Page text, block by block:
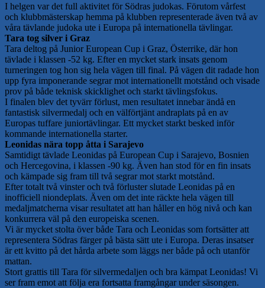
I helgen var det full aktivitet för Södras judokas. Förutom vårfest
och klubbmästerskap hemma på klubben representerade även två av
våra tävlande judoka ute i Europa på internationella tävlingar.
Tara tog silver i Graz
Tara deltog på Junior European Cup i Graz, Österrike, där hon
tävlade i klassen -52 kg. Efter en mycket stark insats genom
turneringen tog hon sig hela vägen till final. På vägen dit radade hon
upp fyra imponerande segrar mot internationellt motstånd och visade
prov på både teknisk skicklighet och starkt tävlingsfokus.
I finalen blev det tyvärr förlust, men resultatet innebar ändå en
fantastisk silvermedalj och en välförtjänt andraplats på en av
Europas tuffare juniortävlingar. Ett mycket starkt besked inför
kommande internationella starter.
Leonidas nära topp åtta i Sarajevo
Samtidigt tävlade Leonidas på European Cup i Sarajevo, Bosnien
och Hercegovina, i klassen -90 kg. Även han stod för en fin insats
och kämpade sig fram till två segrar mot starkt motstånd.
Efter totalt två vinster och två förluster slutade Leonidas på en
inofficiell niondeplats. Även om det inte räckte hela vägen till
medaljmatcherna visar resultatet att han håller en hög nivå och kan
konkurrera väl på den europeiska scenen.
Vi är mycket stolta över både Tara och Leonidas som fortsätter att
representera Södras färger på bästa sätt ute i Europa. Deras insatser
är ett kvitto på det hårda arbete som läggs ner både på och utanför
mattan.
Stort grattis till Tara för silvermedaljen och bra kämpat Leonidas! Vi
ser fram emot att följa era fortsatta framgångar under säsongen.